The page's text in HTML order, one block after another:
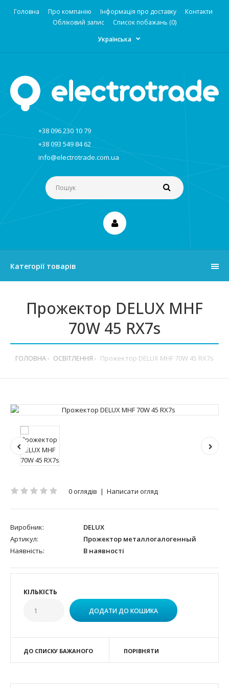
Головна Про компанію Інформація про доставку
Контакти
Обліковий запис
Список побажань (0)
Українська
+38 096 230 10 79
+38 093 549 84 62
info@electrotrade.com.ua
Категорії товарів
Прожектор DELUX MHF
70W 45 RX7s
ГОЛОВНА ОСВІТЛЕННЯ Прожектор DELUX MHF 70W 45 RX7s
0 оглядів | Написати огляд
Виробник:
DELUX
Артикул:
Прожектор металлогалогенный
Наявність:
В наявності
КІЛЬКІСТЬ
ДО СПИСКУ БАЖАНОГО ПОРІВНЯТИ